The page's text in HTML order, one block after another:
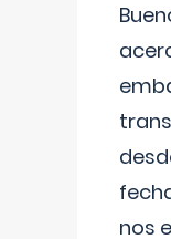
nos